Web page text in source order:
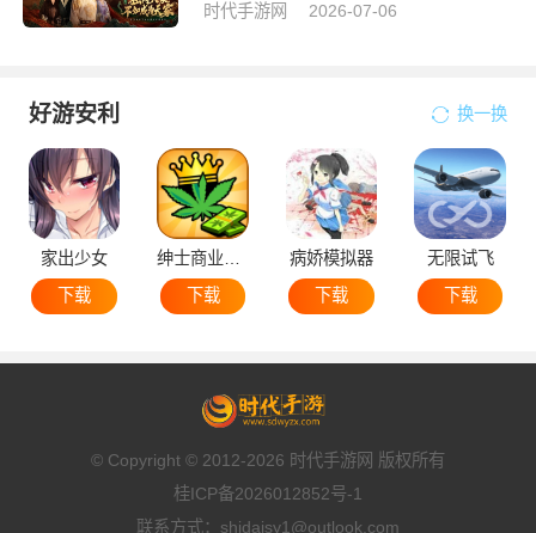
时代手游网 2026-07-06
好游安利 换一换
家出少女
下载
绅士商业策略
下载
病娇模拟器
下载
无限试飞
下载
© Copyright © 2012-2026 时代手游网 版权所有
桂ICP备2026012852号-1
联系方式：shidaisy1@outlook.com